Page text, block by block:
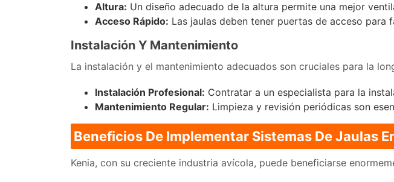
Altura: Un diseño adecuado de la altura permite una mejor
Acceso Rápido: Las jaulas deben tener puertas de acceso
Instalación Y Mantenimiento
La instalación y el mantenimiento adecuados son cruciales para la
Instalación Profesional: Contratar a un especialista para la
Mantenimiento Regular: Limpieza y revisión periódicas son
Beneficios De Implementar Sistemas De Jaulas
Kenia, con su creciente industria avícola, puede beneficiarse